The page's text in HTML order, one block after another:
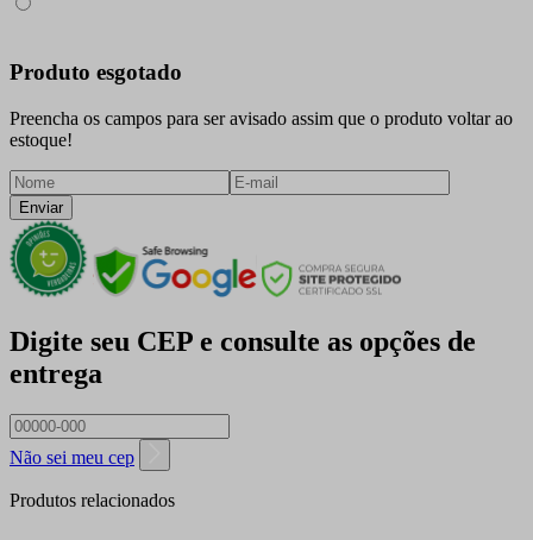
Produto esgotado
Preencha os campos para ser avisado assim que o produto voltar ao
estoque!
Enviar
Digite seu CEP e consulte as opções de
entrega
Não sei meu cep
Produtos relacionados